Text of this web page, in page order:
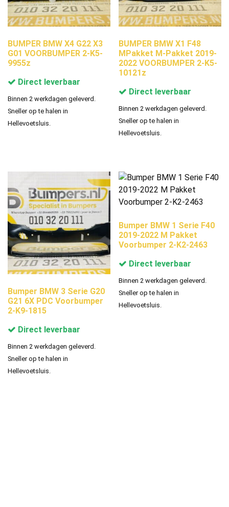
BUMPER BMW X4 G22 X3
G01 VOORBUMPER 2-K5-
9955z
Direct leverbaar
Binnen 2 werkdagen geleverd.
Sneller op te halen in
Hellevoetsluis.
BUMPER BMW X1 F48
MPakket M-Pakket 2019-
2022 VOORBUMPER 2-K5-
10121z
Direct leverbaar
Binnen 2 werkdagen geleverd.
Sneller op te halen in
Hellevoetsluis.
Bumper BMW 3 Serie G20
G21 6X PDC Voorbumper
2-K9-1815
Direct leverbaar
Binnen 2 werkdagen geleverd.
Sneller op te halen in
Hellevoetsluis.
Bumper BMW 1 Serie F40
2019-2022 M Pakket
Voorbumper 2-K2-2463
Direct leverbaar
Binnen 2 werkdagen geleverd.
Sneller op te halen in
Hellevoetsluis.